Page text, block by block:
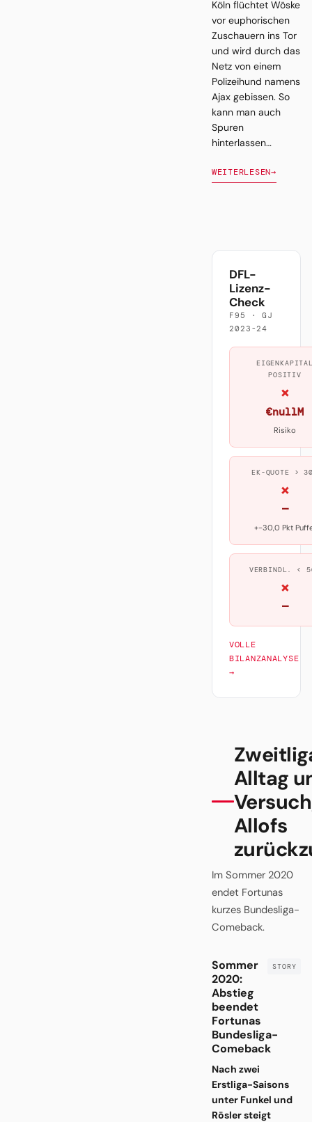
Köln flüchtet Wöske
vor euphorischen
Zuschauern ins Tor
und wird durch das
Netz von einem
Polizeihund namens
Ajax gebissen. So
kann man auch
Spuren
hinterlassen…
WEITERLESEN→
DFL-
Lizenz-
Check
F95 · GJ
2023-24
POSITIV
×
€nullM
Risiko
EK-QUOTE >
×
—
+-30,0 Pkt
VERBINDL. <
×
—
VOLLE
BILANZANALYSE
→
Alltag
Allofs
Im Sommer 2020
endet Fortunas
kurzes Bundesliga-
Comeback.
Sommer
2020:
Abstieg
beendet
Fortunas
Bundesliga-
Comeback
Nach zwei
Erstliga-Saisons
unter Funkel und
Rösler steigt